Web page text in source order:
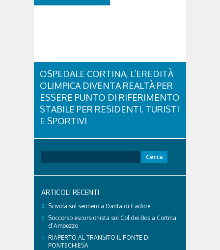
OSPEDALE CORTINA, L’EREDITÀ
OLIMPICA DIVENTA REALTÀ PER
ESSERE PUNTO DI RIFERIMENTO
STABILE PER RESIDENTI, TURISTI
E SPORTIVI
territorio dolomitico. Ospedale Cortina -
struttura parte di GVM Care & Research che durante i
delegazioni e pubblico, sta per entrare in una...
per:
ARTICOLI RECENTI
Scivola sul sentiero a Danta di Cadore
Soccorso escursionista sul Col dei Bos a Cortina
d’Ampezzo
RIAPERTO AL TRANSITO IL PONTE DI
PONTECHIESA